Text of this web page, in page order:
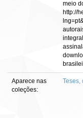
meio
http://
Aparece nas
coleções:
Teses,